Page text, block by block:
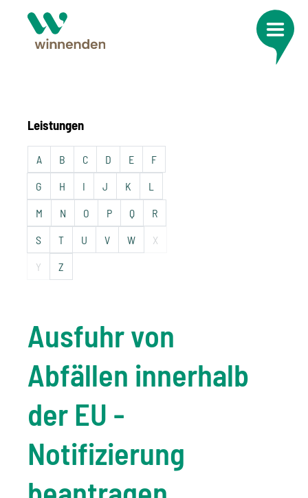
Leistungen
A B C D E F
G H I J K L
M N O P Q R
S T U V W X
Y Z
Ausfuhr von
Abfällen innerhalb
der EU -
Notifizierung